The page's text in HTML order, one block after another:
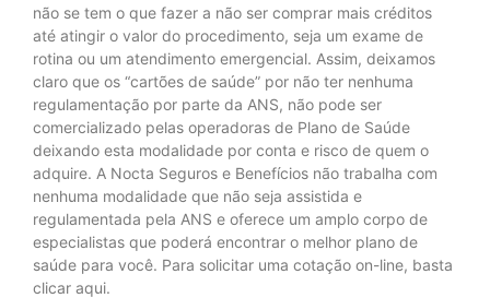
não se tem o que fazer a não ser comprar mais créditos
até atingir o valor do procedimento, seja um exame de
rotina ou um atendimento emergencial. Assim, deixamos
claro que os “cartões de saúde” por não ter nenhuma
regulamentação por parte da ANS, não pode ser
comercializado pelas operadoras de Plano de Saúde
deixando esta modalidade por conta e risco de quem o
adquire. A Nocta Seguros e Benefícios não trabalha com
nenhuma modalidade que não seja assistida e
regulamentada pela ANS e oferece um amplo corpo de
especialistas que poderá encontrar o melhor plano de
saúde para você. Para solicitar uma cotação on-line, basta
clicar aqui.